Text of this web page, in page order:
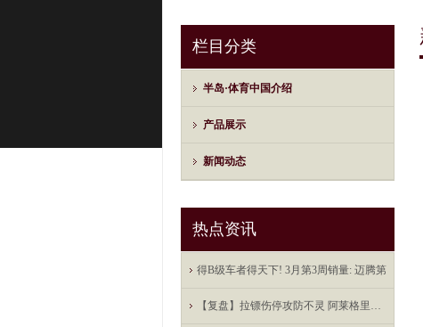
栏目分类
半岛·体育中国介绍
产品展示
新闻动态
热点资讯
得B级车者得天下! 3月第3周销量: 迈腾第
【复盘】拉镖伤停攻防不灵 阿莱格里的米